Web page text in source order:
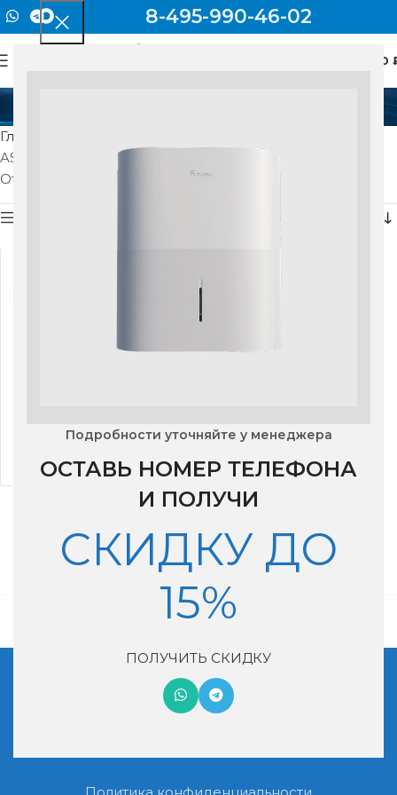
Подробности уточняйте у менеджера
ОСТАВЬ НОМЕР ТЕЛЕФОНА
И ПОЛУЧИ
СКИДКУ ДО
15%
ПОЛУЧИТЬ СКИДКУ
8-495-990-46-02
0
Главная
AS-11UW4RYDDB02G
Отображение единственного товара
AS-11UW4RYDDB02
53,300₽
Московская обл, г. Котельники, мкр. Ковровый, дом 29
+7 (495) 990-46-02